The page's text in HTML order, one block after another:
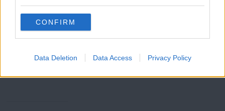
use your data for below specified purposes in below Google
consent section.
CONFIRM
Data Deletion Data Access Privacy Policy
Västerås: 24 miljoner kronor
Helsingborg: 23 miljoner kronor
Norrköping: 28 miljoner kronor
Jönköping: 19 miljoner kronor